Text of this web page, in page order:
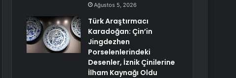
Ağustos 5, 2026
Türk Araştırmacı
Karadoğan: Çin’in
Jingdezhen
Porselenlerindeki
Desenler, İznik Çinilerine
İlham Kaynağı Oldu